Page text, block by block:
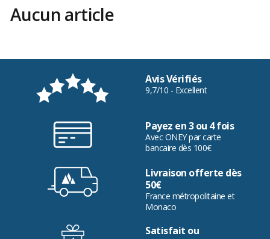
Aucun article
Avis Vérifiés
9,7/10 - Excellent
Payez en 3 ou 4 fois
Avec ONEY par carte
bancaire dès 100€
Livraison offerte dès
50€
France métropolitaine et
Monaco
Satisfait ou